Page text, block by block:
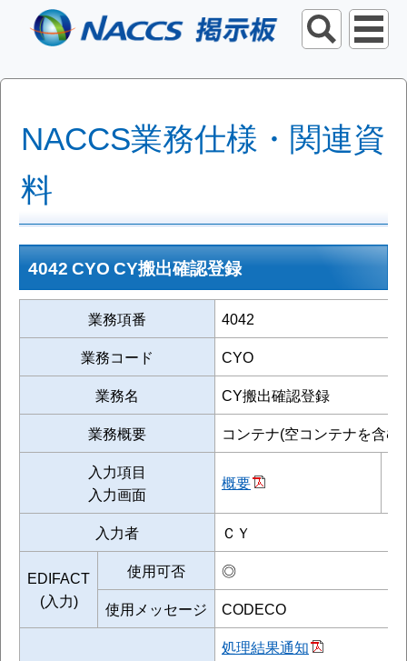
NACCS業務仕様・関連資
料
4042 CYO CY搬出確認登録
業務項番
4042
業務コード
CYO
業務名
CY搬出確認登録
業務概要
コンテナ(空コンテナを含
入力項目
入力画面
概要
入力者 ＣＹ
EDIFACT
(入力)
使用可否
◎
使用メッセージ
CODECO
処理結果通知